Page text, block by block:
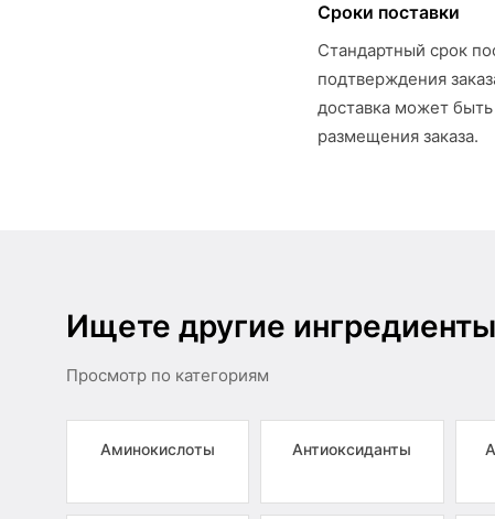
Сроки поставки
Стандартный срок
подтверждения
доставка может
размещения заказа.
Ищете другие
Просмотр по категориям
Аминокислоты Антиоксиданты